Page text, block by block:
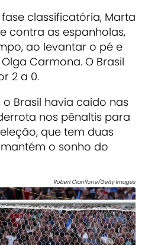
classificatória, Marta
contra as espanholas,
ao levantar o pé e
Carmona. O Brasil
2 a 0.
o Brasil havia caído nas
nos pênaltis para
que tem duas
o sonho do
Robert Cianflone/Getty Images